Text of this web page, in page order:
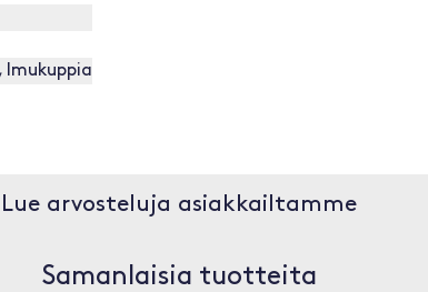
Lue arvosteluja asiakkailtamme
Samanlaisia tuotteita